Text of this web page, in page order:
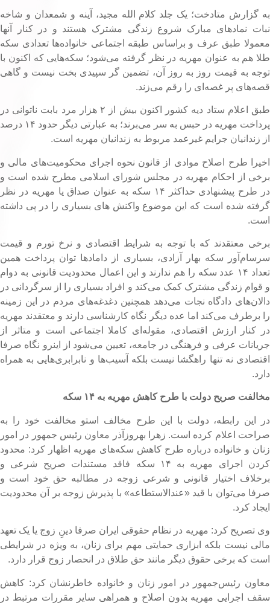
گزارش متادخت؛ یک جلد کلام الله مجید، آینه و شمعدان و شاخه
نمادهای مبارک شروع زندگی مشترک هستند و در کنار آنها
طبق عرف و براساس طبقه اجتماعی خانواده‌ها تعدادی سکه‌
هم به عنوان مهریه در نظر گرفته می‌شود؛ سکه‌هایی که اکنون با
به قیمت روز به روز آن، تضمین گر سپیدی بخت نیست و گاهی
پر غصه‌ای را رقم می‌زند.
طبق اعلام ستاد دیه کشور اکنون بیش از ۲ هزار مرد بابت ناتوانی در
پرداخت مهریه در حبس به سر می‌برند؛ به عبارتی دیگر حدود ۱۴ درصد
زندانیان جرایم غیرعمد مربوط به زندانیان مهریه است.
طرح اصلاح موادی از قانون نحوه اجرای محکومیت‌های مالی و
از احکام مهریه در مجلس شورای اسلامی مطرح شده است و
در طرح پیشنهادی حداکثر ۱۴ سکه به عنوان صداق یا مهریه در نظر
شده است که این موضوع واکنش های بسیاری را در پی داشته
معتقدند که با توجه به شرایط اقتصادی و نرخ تورم و قیمت
سکه بهار آزادی، بسیاری از دامادها توان پرداخت همین
تعداد ۱۴ عدد سکه را هم ندارند و این اعمال محدودیت قانونی به دوام
قوام زندگی مشترک کمک می‌کند و افراد بسیاری را از سرگردانی در
دادگاه نجات می‌دهد همچنین دغدغه‌های مردم در این زمینه
برطرف می‌کند اما عده دیگر نگاه کارشناسی دارند و معتقدند مهریه
کنار ارزش اقتصادی، مقوله‌ای کاملا اجتماعی است و متاثر از
عرفی و فرهنگی در جامعه، تعیین می‌شود از اینرو نگاه صرفا
نه تنها راهگشا نیست بلکه آسیب‌ها و نابرابری‌هایی به همراه
صریح دولت با طرح کاهش مهریه به ۱۴ سکه
این رابطه، دولت با این طرح مخالف استو مخالفت خود را به
اعلام کرده است. زهرا بهروزآذر معاون رئیس جمهور در امور
و خانواده درباره طرح کاهش سکه‌های مهریه اظهار کرد: محدود
کردن اجرای مهریه به ۱۴ سکه فاقد مستندات صریح شرعی و
اختیار قانونی و شرعی زوجه در مطالبه حق خود است و
می‌توان با قید «عندالاستطاعه» با پذیرش زوجه بر آن محدودیت
کرد.
تصریح کرد: مهریه در نظام حقوقی ایران صرفا دینِ زوج یا یک تعهد
نیست بلکه ابزاری حمایتی مهم برای زنان، به ویژه در شرایطی
که برخی حقوق دیگر مانند حق طلاق در انحصار زوج قرار دارد.
رئیس‌جمهور در امور زنان و خانواده خاطرنشان کرد: کاهش
اجرایی مهریه بدون اصلاح و همراهی سایر مقررات مرتبط در